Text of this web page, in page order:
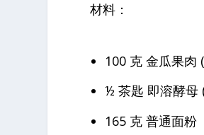
材料：
100 克 金瓜果肉
½ 茶匙 即溶酵母
165 克 普通面粉